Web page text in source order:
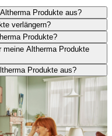
Produkte aus?
verlängern?
Produkte?
meine Altherma Produkte
Produkte aus?